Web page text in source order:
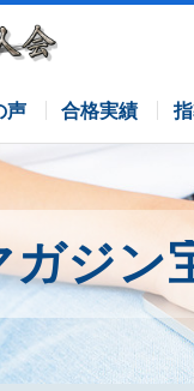
声 合格実績
ス 各塾併
ガジン